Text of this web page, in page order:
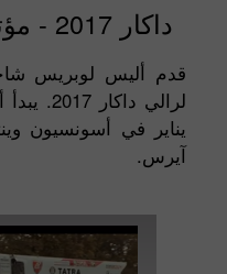
داكار 2017 - مؤتمر صحفي في براغ
قدم أليس لوبريس
آيرس.